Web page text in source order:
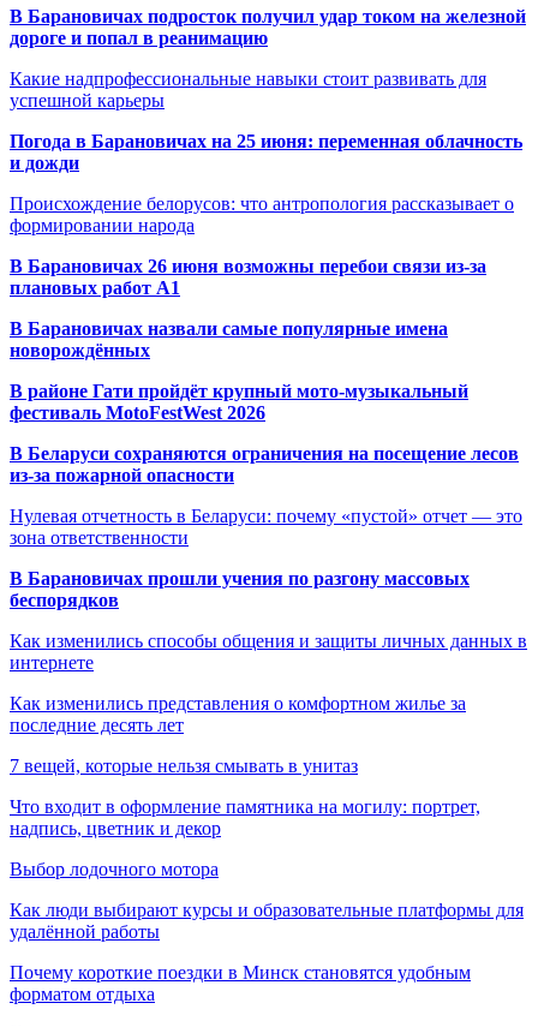
В Барановичах подросток получил удар током на железной
дороге и попал в реанимацию
Какие надпрофессиональные навыки стоит развивать для
успешной карьеры
Погода в Барановичах на 25 июня: переменная облачность
и дожди
Происхождение белорусов: что антропология рассказывает о
формировании народа
В Барановичах 26 июня возможны перебои связи из-за
плановых работ A1
В Барановичах назвали самые популярные имена
новорождённых
В районе Гати пройдёт крупный мото-музыкальный
фестиваль MotoFestWest 2026
В Беларуси сохраняются ограничения на посещение лесов
из-за пожарной опасности
Нулевая отчетность в Беларуси: почему «пустой» отчет — это
зона ответственности
В Барановичах прошли учения по разгону массовых
беспорядков
Как изменились способы общения и защиты личных данных в
интернете
Как изменились представления о комфортном жилье за
последние десять лет
7 вещей, которые нельзя смывать в унитаз
Что входит в оформление памятника на могилу: портрет,
надпись, цветник и декор
Выбор лодочного мотора
Как люди выбирают курсы и образовательные платформы для
удалённой работы
Почему короткие поездки в Минск становятся удобным
форматом отдыха